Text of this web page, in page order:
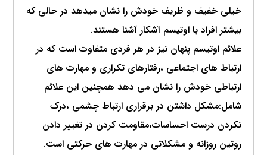
خیلی خفیف و ظریف خودش را نشان میدهد در حالی که
بیشتر افراد با اوتیسم آشکار آشنا هستند.
علائم اوتیسم پنهان نیز در هر فردی متفاوت است که در
ارتباط های اجتماعی ،رفتارهای تکراری و مهارت های
ارتباطی خودش را نشان می دهد همچنین این علائم
شامل:مشکل داشتن در برقراری ارتباط چشمی ،درک
نکردن درست احساسات،مقاومت کردن در تغییر دادن
روتین روزانه و مشکلاتی در مهارت های حرکتی است.